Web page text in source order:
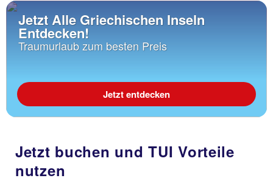
Jetzt Alle Griechischen Inseln
Entdecken!
Traumurlaub zum besten Preis
Jetzt entdecken
Jetzt buchen und TUI Vorteile
nutzen